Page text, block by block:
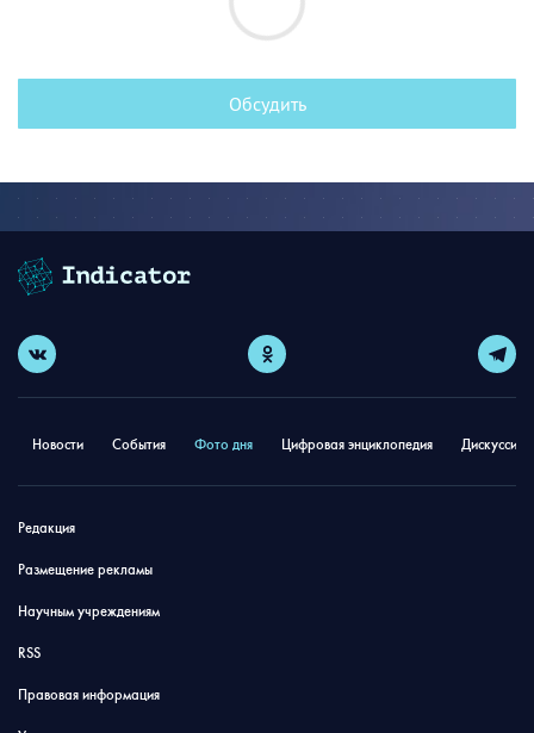
Обсудить
Новости События Фото дня Цифровая энциклопедия
Редакция
Размещение рекламы
Научным учреждениям
RSS
Правовая информация